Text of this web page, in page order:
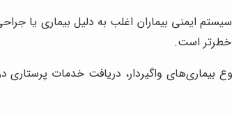
ایمنی بیماران اغلب به دلیل بیماری یا
خطرتر است.
بیماری‌های واگیردار، دریافت خدمات پرستاری